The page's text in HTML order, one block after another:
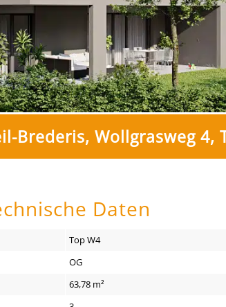
Brederis, Wollgrasweg 4,
Daten
Top W4
OG
63,78 m²